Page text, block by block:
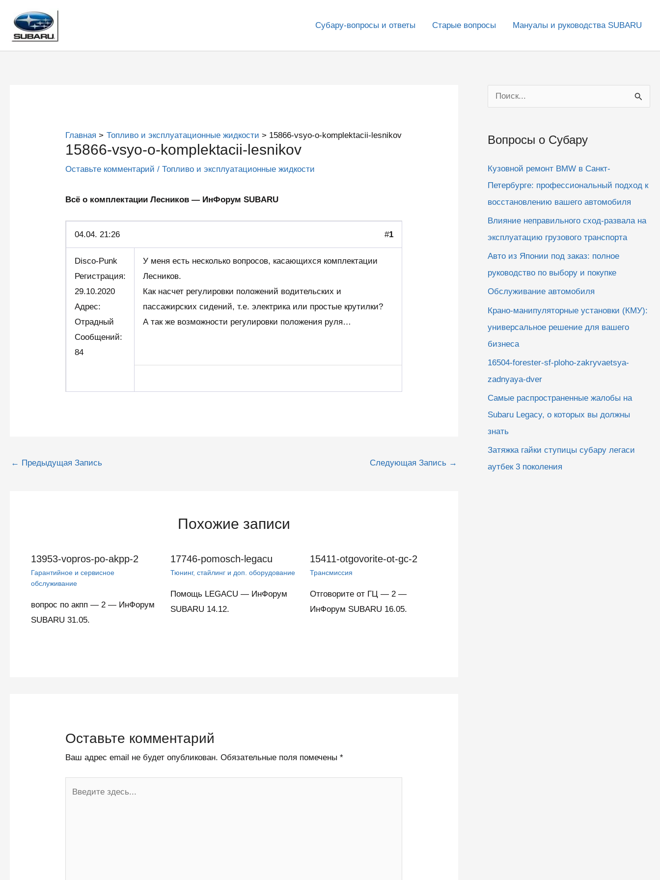
содержимому
Субару-вопросы и ответы Старые вопросы Мануалы и руководства SUBARU
Главная Топливо и эксплуатационные жидкости 15866-vsyo-o-komplektacii-lesnikov
15866-vsyo-o-komplektacii-lesnikov
Оставьте комментарий /Топливо и эксплуатационные жидкости
Всё о комплектации Лесников — ИнФорум SUBARU
04.04. 21:26 #1
Disco-Punk
Регистрация:
29.10.2020
Адрес:
Отрадный
Сообщений:
84
У меня есть несколько вопросов, касающихся комплектации
Лесников.
Как насчет регулировки положений водительских и
пассажирских сидений, т.е. электрика или простые крутилки?
А так же возможности регулировки положения руля…
Навигация
← Предыдущая Запись Следующая Запись →
Похожие записи
13953-vopros-po-akpp-2
Гарантийное и сервисное
обслуживание
вопрос по акпп — 2 — ИнФорум
SUBARU 31.05.
17746-pomosch-legacu
Тюнинг, стайлинг и доп. оборудование
Помощь LEGACU — ИнФорум
SUBARU 14.12.
15411-otgovorite-ot-gc-2
Трансмиссия
Отговорите от ГЦ — 2 —
ИнФорум SUBARU 16.05.
Оставьте комментарий
Ваш адрес email не будет опубликован. Обязательные поля помечены*
о
с
Вопросы о Субару
Кузовной ремонт BMW в Санкт-
Петербурге: профессиональный подход к
восстановлению вашего автомобиля
Влияние неправильного сход-развала на
эксплуатацию грузового транспорта
Авто из Японии под заказ: полное
руководство по выбору и покупке
Обслуживание автомобиля
Крано-манипуляторные установки (КМУ):
универсальное решение для вашего
бизнеса
16504-forester-sf-ploho-zakryvaetsya-
zadnyaya-dver
Самые распространенные жалобы на
Subaru Legacy, о которых вы должны
знать
Затяжка гайки ступицы субару легаси
аутбек 3 поколения